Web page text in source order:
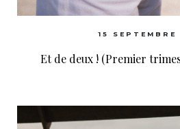
15
Et de deux ! (Premier